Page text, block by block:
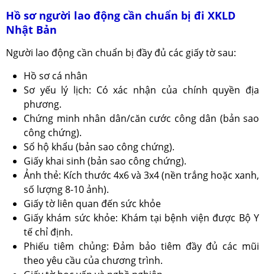
Hồ sơ người lao động cần chuẩn bị đi XKLD
Nhật Bản
Người lao động cần chuẩn bị đầy đủ các giấy tờ sau:
Hồ sơ cá nhân
Sơ yếu lý lịch: Có xác nhận của chính quyền địa
phương.
Chứng minh nhân dân/căn cước công dân (bản sao
công chứng).
Sổ hộ khẩu (bản sao công chứng).
Giấy khai sinh (bản sao công chứng).
Ảnh thẻ: Kích thước 4x6 và 3x4 (nền trắng hoặc xanh,
số lượng 8-10 ảnh).
Giấy tờ liên quan đến sức khỏe
Giấy khám sức khỏe: Khám tại bệnh viện được Bộ Y
tế chỉ định.
Phiếu tiêm chủng: Đảm bảo tiêm đầy đủ các mũi
theo yêu cầu của chương trình.